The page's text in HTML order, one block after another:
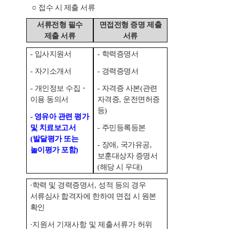
○ 접수 시 제출 서류
서류전형 필수
제출 서류
면접전형 증명 제출
서류
- 입사지원서
- 자기소개서
- 개인정보 수집 ・
이용 동의서
- 영유아 관련 평가
및 치료보고서
(발달평가 또는
놀이평가 포함)
- 학력증명서
- 경력증명서
- 자격증 사본(관련
자격증, 운전면허증
등)
- 주민등록등본
- 장애 , 국가유공,
보훈대상자 증명서
(해당 시 우대)
∙학력 및 경력증명서 , 성적 등의 경우
서류심사 합격자에 한하여 면접 시 원본
확인
∙지원서 기재사항 및 제출서류가 허위